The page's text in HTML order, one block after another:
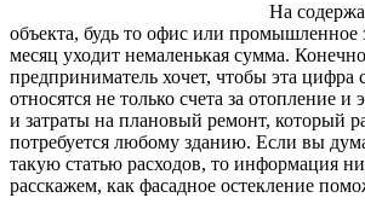
На
объекта, будь то офис или промышленное
месяц уходит немаленькая сумма.
предприниматель хочет, чтобы эта цифра
относятся не только счета за отопление и
и затраты на плановый ремонт, который
потребуется любому зданию. Если вы
такую статью расходов, то информация
расскажем, как фасадное остекление